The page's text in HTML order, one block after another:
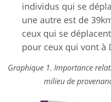
individus qui se
une autre est de
ceux qui se
pour ceux qui vont à
Graphique 1. Importance
milieu de